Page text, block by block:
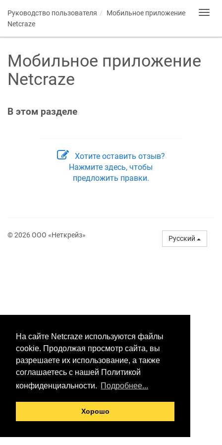
На сайте Netcraze используются файлы
cookie. Продолжая просмотр сайта, вы
разрешаете их использование, а также
соглашаетесь с нашей Политикой
конфиденциальности. Подробнее...
Хорошо
Руководство пользователя
Мобильное приложение
Netcraze
Мобильное приложение
Netcraze
В этом разделе
Хотите оставить отзыв?
Нажмите здесь, чтобы
предложить правки.
© 2026 ООО «Неткрейз» Русский